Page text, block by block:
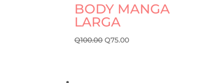
BODY MANGA
LARGA
Q100.00 Q75.00